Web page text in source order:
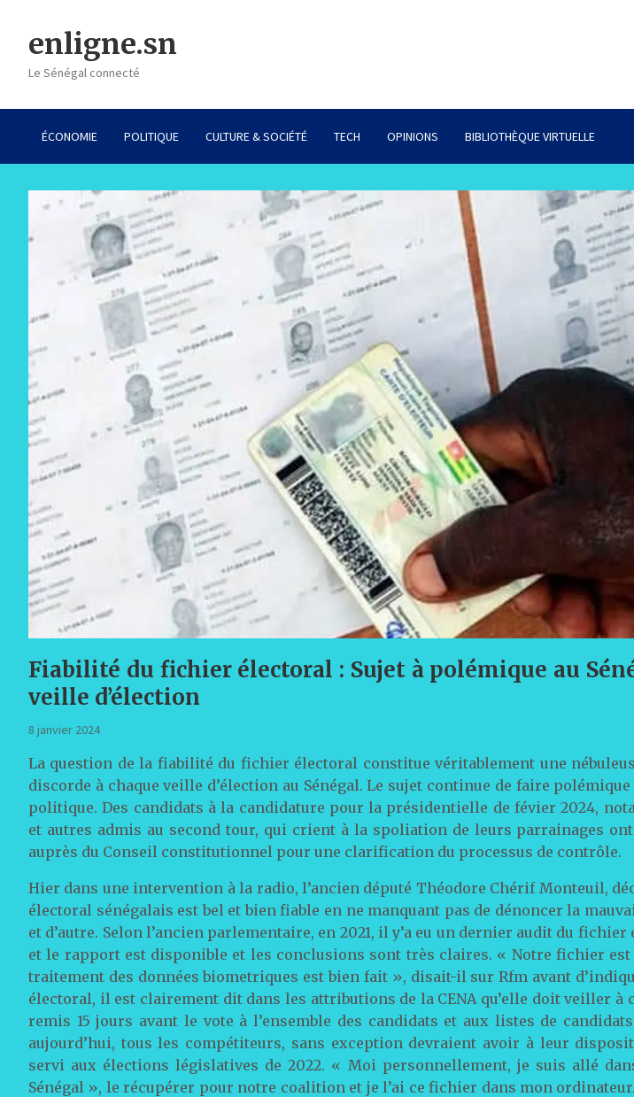
contentenligne.sn
Le Sénégal connecté
ÉCONOMIE POLITIQUE CULTURE & SOCIÉTÉ TECH OPINIONS BIBLIOTHÈQUE VIRTUELLE
Fiabilité du fichier électoral : Sujet à polémique au
veille d’élection
8 janvier 2024
La question de la fiabilité du fichier électoral constitue véritablement une
discorde à chaque veille d’élection au Sénégal. Le sujet continue de faire
politique. Des candidats à la candidature pour la présidentielle de févier 2024,
et autres admis au second tour, qui crient à la spoliation de leurs parrainages
auprès du Conseil constitutionnel pour une clarification du processus de contrôle.
Hier dans une intervention à la radio, l’ancien député Théodore Chérif Monteuil,
électoral sénégalais est bel et bien fiable en ne manquant pas de dénoncer la
et d’autre. Selon l’ancien parlementaire, en 2021, il y’a eu un dernier audit du fichier
et le rapport est disponible et les conclusions sont très claires. « Notre fichier
traitement des données biometriques est bien fait », disait-il sur Rfm avant
électoral, il est clairement dit dans les attributions de la CENA qu’elle doit veiller à
remis 15 jours avant le vote à l’ensemble des candidats et aux listes de
aujourd’hui, tous les compétiteurs, sans exception devraient avoir à leur
servi aux élections législatives de 2022. « Moi personnellement, je suis allé
Sénégal », le récupérer pour notre coalition et je l’ai ce fichier dans mon